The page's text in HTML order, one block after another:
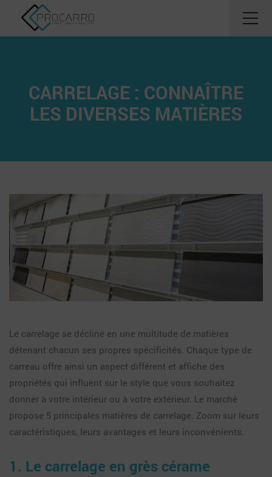
CARRELAGE : CONNAÎTRE
LES DIVERSES MATIÈRES
Le carrelage se décline en une multitude de matières
détenant chacun ses propres spécificités. Chaque type de
carreau offre ainsi un aspect différent et affiche des
propriétés qui influent sur le style que vous souhaitez
donner à votre intérieur ou à votre extérieur. Le marché
propose 5 principales matières de carrelage. Zoom sur leurs
caractéristiques, leurs avantages et leurs inconvénients.
1. Le carrelage en grès cérame